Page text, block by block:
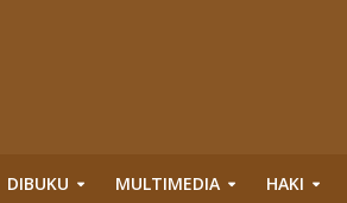
DIBUKU MULTIMEDIA HAKI